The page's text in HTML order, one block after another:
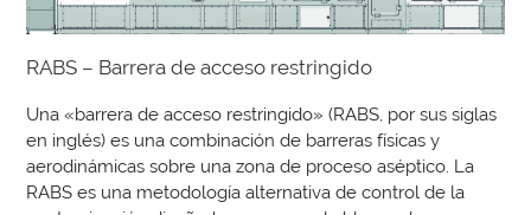
RABS – Barrera de acceso restringido
Una «barrera de acceso restringido» (RABS, por sus siglas
en inglés) es una combinación de barreras físicas y
aerodinámicas sobre una zona de proceso aséptico. La
RABS es una metodología alternativa de control de la